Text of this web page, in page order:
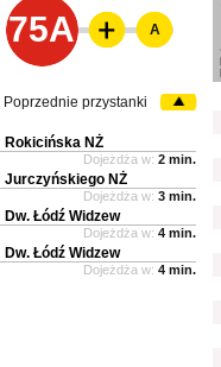
75A A
Poprzednie przystanki
Rokicińska NŻ
Dojeżdża w: 2 min.
Jurczyńskiego NŻ
Dojeżdża w: 3 min.
Dw. Łódź Widzew
Dojeżdża w: 4 min.
Dw. Łódź Widzew
Dojeżdża w: 4 min.